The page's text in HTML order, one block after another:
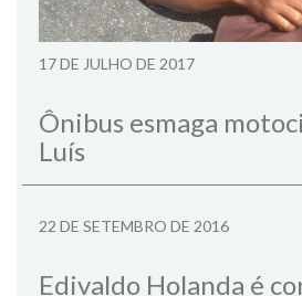
17 DE JULHO DE 2017
Ônibus esmaga
Luís
22 DE SETEMBRO DE 2016
Edivaldo Holanda é